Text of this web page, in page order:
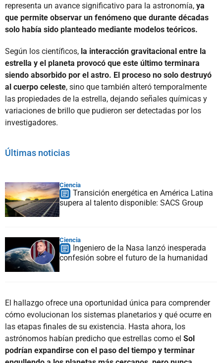
representa un avance significativo para la astronomía, ya
que permite observar un fenómeno que durante décadas
solo había sido planteado mediante modelos teóricos.
Según los científicos, la interacción gravitacional entre la
estrella y el planeta provocó que este último terminara
siendo absorbido por el astro. El proceso no solo destruyó
al cuerpo celeste, sino que también alteró temporalmente
las propiedades de la estrella, dejando señales químicas y
variaciones de brillo que pudieron ser detectadas por los
investigadores.
Últimas noticias
Ciencia
Transición energética en América Latina
supera al talento disponible: SACS Group
Ciencia
Ingeniero de la Nasa lanzó inesperada
confesión sobre el futuro de la humanidad
El hallazgo ofrece una oportunidad única para comprender
cómo evolucionan los sistemas planetarios y qué ocurre en
las etapas finales de su existencia. Hasta ahora, los
astrónomos habían predicho que estrellas como el Sol
podrían expandirse con el paso del tiempo y terminar